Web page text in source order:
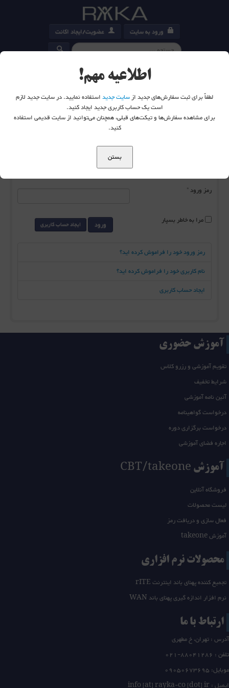
ورود به سایت عضویت/ایجاد اکانت
کارت خرید
شما اینجا هستید:خانه ورود به سایت
رمز ورود *
مرا به خاطر بسپار ورود ایجاد حساب کاربری
رمز ورود خود را فراموش کرده اید؟
نام کاربری خود را فراموش کرده اید؟
ایجاد حساب کاربری
آموزش حضوری
تقویم آموزشی و رزرو کلاس
شرایط تخفیف
آئین نامه آموزشی
درخواست گواهینامه
درخواست برگزاری دوره
اجاره فضای آموزشی
آموزش CBT/takeone
فروشگاه آنلاین
لیست محصولات
فعال سازی و دریافت رمز
آموزش takeone
محصولات نرم افزاری
تجمیع کننده پهنای باند اینترنت rITE
نرم افزار اندازه گیری پهنای باند WAN
ارتباط با ما
آدرس : تهران، خ مطهری
تلفن : 21-88041286
0
موبایل: 09050673695
ایمیل : info [at] rayka-co [dot] ir
اطلاعیه مهم!
لطفاً برای ثبت سفارش‌های جدید ازسایت جدیداستفاده نمایید. در سایت جدید لازم
است یک حساب کاربری جدید ایجاد کنید.
برای مشاهده سفارش‌ها و تیکت‌های قبلی، همچنان می‌توانید از سایت قدیمی استفاده
کنید.
بستن